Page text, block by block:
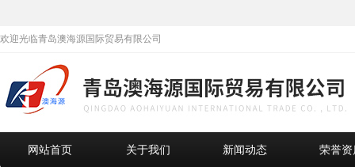
欢迎光临青岛澳海源国际贸易有限公司
网站首页 关于我们 新闻动态 荣誉资